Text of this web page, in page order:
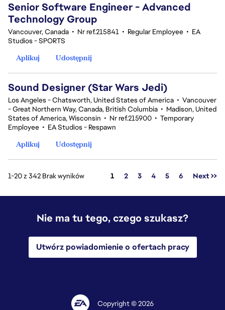
Senior Software Engineer - Advanced
Technology Group
Vancouver, Canada • Nr ref.215841 • Regular Employee • EA
Studios - SPORTS
Aplikuj
Udostępnij
Sound Designer (Star Wars Jedi)
Los Angeles - Chatsworth, United States of America • Vancouver
- Great Northern Way, Canada, British Columbia • Madison, United
States of America, Wisconsin • Nr ref.215900 • Temporary
Employee • EA Studios - Respawn
Aplikuj
Udostępnij
1-20 z 342 Brak wyników Strona
1 2 3 4 5 6 Next >>
Nie ma tu tego, czego szukasz?
Utwórz powiadomienie o ofertach pracy
Copyright © 2026